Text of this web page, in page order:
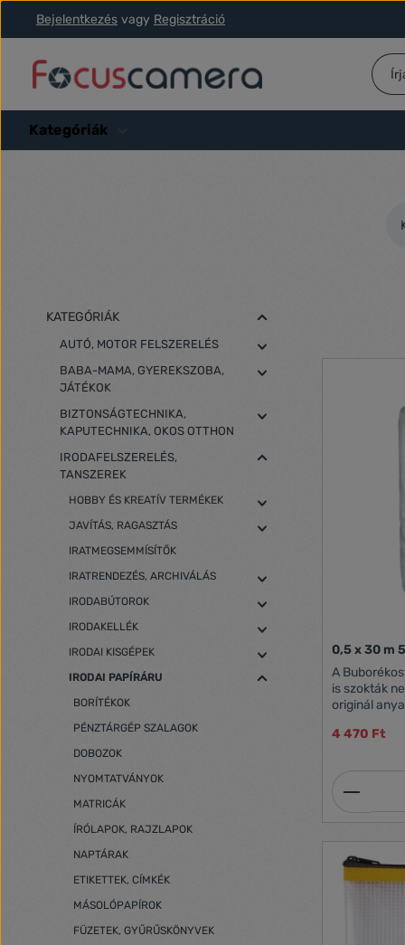
a fő tartalomra
Ugrás a kereséshez
Ugrás a fő navigációhoz
Bejelentkezés vagy Regisztráció
Kategóriák
KATEGÓRIÁK
AUTÓ, MOTOR FELSZERELÉS
BABA-MAMA, GYEREKSZOBA,
JÁTÉKOK
BIZTONSÁGTECHNIKA,
KAPUTECHNIKA, OKOS OTTHON
IRODAFELSZERELÉS,
TANSZEREK
HOBBY ÉS KREATÍV TERMÉKEK
JAVÍTÁS, RAGASZTÁS
IRATMEGSEMMÍSÍTŐK
IRATRENDEZÉS, ARCHIVÁLÁS
IRODABÚTOROK
IRODAKELLÉK
IRODAI KISGÉPEK
IRODAI PAPÍRÁRU
BORÍTÉKOK
PÉNZTÁRGÉP SZALAGOK
DOBOZOK
NYOMTATVÁNYOK
MATRICÁK
ÍRÓLAPOK, RAJZLAPOK
NAPTÁRAK
ETIKETTEK, CÍMKÉK
MÁSOLÓPAPÍROK
FÜZETEK, GYŰRŰSKÖNYVEK
0,5 x 30 m
A
is szokták
originál
osztályú
miatt, jól
Termékek,
biztonságot
még
nedvesség
4 470 Ft